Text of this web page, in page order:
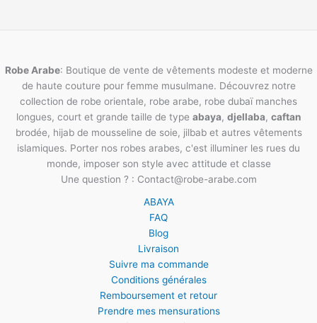
Robe Arabe: Boutique de vente de vêtements modeste et moderne
de haute couture pour femme musulmane. Découvrez notre
collection de robe orientale, robe arabe, robe dubaï manches
longues, court et grande taille de type abaya, djellaba, caftan
brodée, hijab de mousseline de soie, jilbab et autres vêtements
islamiques. Porter nos robes arabes, c'est illuminer les rues du
monde, imposer son style avec attitude et classe
Une question ? : Contact@robe-arabe.com
ABAYA
FAQ
Blog
Livraison
Suivre ma commande
Conditions générales
Remboursement et retour
Prendre mes mensurations